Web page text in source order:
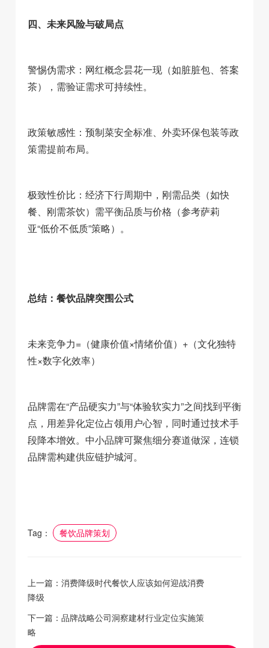
四、未来风险与破局点
警惕伪需求：网红概念昙花一现（如脏脏包、答案
茶），需验证需求可持续性。
政策敏感性：预制菜安全标准、外卖环保包装等政
策需提前布局。
极致性价比：经济下行周期中，刚需品类（如快
餐、刚需茶饮）需平衡品质与价格（参考萨莉
亚“低价不低质”策略）。
总结：餐饮品牌突围公式
未来竞争力=（健康价值×情绪价值）+（文化独特
性×数字化效率）
品牌需在“产品硬实力”与“体验软实力”之间找到平衡
点，用差异化定位占领用户心智，同时通过技术手
段降本增效。中小品牌可聚焦细分赛道做深，连锁
品牌需构建供应链护城河。
Tag： 餐饮品牌策划
上一篇： 消费降级时代餐饮人应该如何迎战消费
降级
下一篇： 品牌战略公司洞察建材行业定位实施策
略